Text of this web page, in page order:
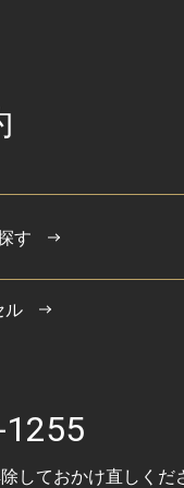
す
ル
しておかけ直しくだ